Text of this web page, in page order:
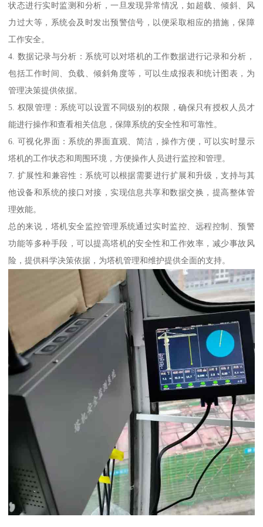
状态进行实时监测和分析，一旦发现异常情况，如超载、倾斜、风
力过大等，系统会及时发出预警信号，以便采取相应的措施，保障
工作安全。
4. 数据记录与分析：系统可以对塔机的工作数据进行记录和分析，
包括工作时间、负载、倾斜角度等，可以生成报表和统计图表，为
管理决策提供依据。
5. 权限管理：系统可以设置不同级别的权限，确保只有授权人员才
能进行操作和查看相关信息，保障系统的安全性和可靠性。
6. 可视化界面：系统的界面直观、简洁，操作方便，可以实时显示
塔机的工作状态和周围环境，方便操作人员进行监控和管理。
7. 扩展性和兼容性：系统可以根据需要进行扩展和升级，支持与其
他设备和系统的接口对接，实现信息共享和数据交换，提高整体管
理效能。
总的来说，塔机安全监控管理系统通过实时监控、远程控制、预警
功能等多种手段，可以提高塔机的安全性和工作效率，减少事故风
险，提供科学决策依据，为塔机管理和维护提供全面的支持。